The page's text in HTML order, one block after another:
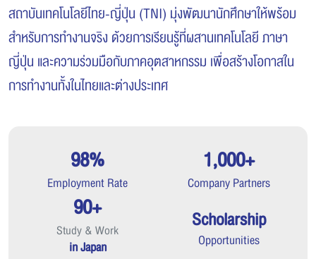
สถาบันเทคโนโลยีไทย-ญี่ปุ่น (TNI) มุ่งพัฒนานักศึกษาให้พร้อม
สำหรับการทำงานจริง ด้วยการเรียนรู้ที่ผสานเทคโนโลยี ภาษา
ญี่ปุ่น และความร่วมมือกับภาคอุตสาหกรรม เพื่อสร้างโอกาสใน
การทำงานทั้งในไทยและต่างประเทศ
98%
Employment Rate
1,000+
Company Partners
90+
Study & Work
in Japan
Scholarship
Opportunities